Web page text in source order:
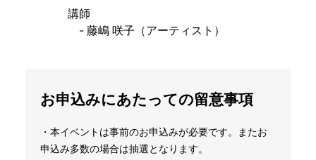
講師
- 藤嶋 咲子（アーティスト）
お申込みにあたっての留意事項
・本イベントは事前のお申込みが必要です。またお
申込み多数の場合は抽選となります。